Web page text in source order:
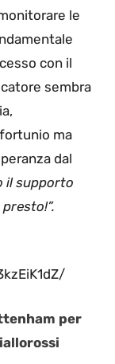
le
con il
sembra
ma
dal
il supporto
per